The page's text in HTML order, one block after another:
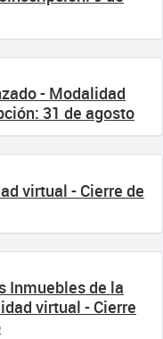
- Modalidad
31 de agosto
virtual - Cierre de
Inmuebles de la
virtual - Cierre